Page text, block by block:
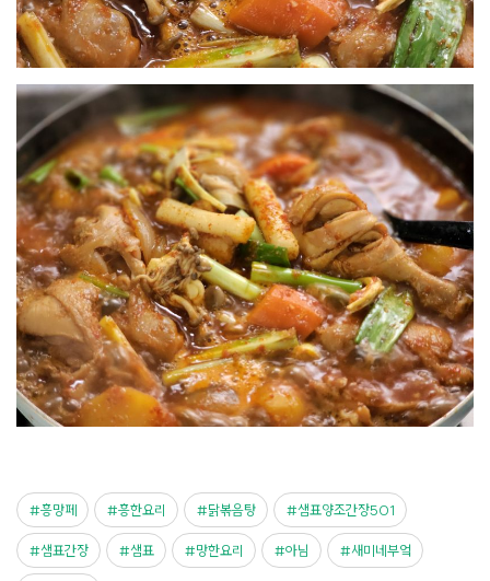
흥망페 흥한요리 닭볶음탕 샘표양조간장501
샘표간장 샘표 망한요리 아님 새미네부엌